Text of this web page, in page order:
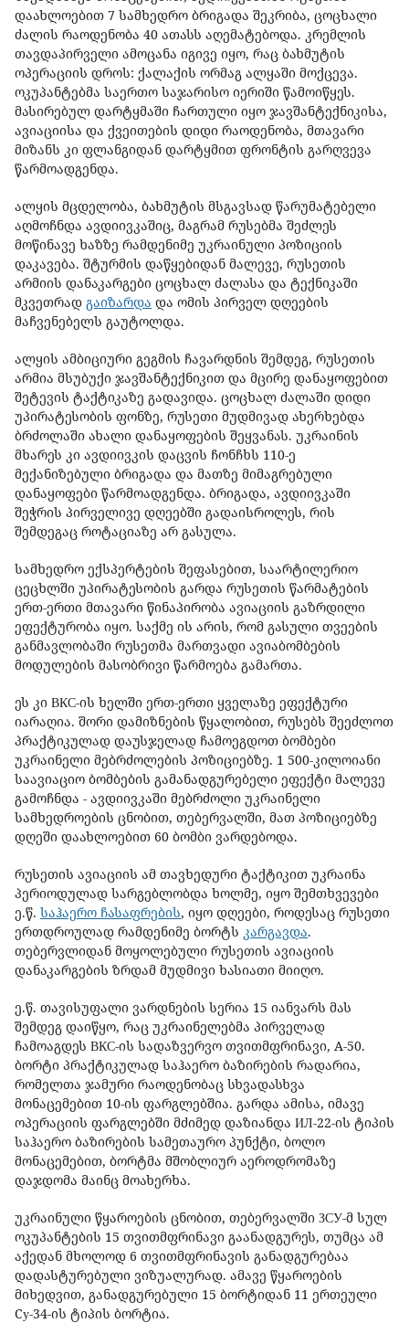
დაახლოებით 7 სამხედრო ბრიგადა შეკრიბა, ცოცხალი
ძალის რაოდენობა 40 ათასს აღემატებოდა. კრემლის
თავდაპირველი ამოცანა იგივე იყო, რაც ბახმუტის
ოპერაციის დროს: ქალაქის ორმაგ ალყაში მოქცევა.
ოკუპანტებმა საერთო საჯარისო იერიში წამოიწყეს.
მასირებულ დარტყმაში ჩართული იყო ჯავშანტექნიკისა,
ავიაციისა და ქვეითების დიდი რაოდენობა, მთავარი
მიზანს კი ფლანგიდან დარტყმით ფრონტის გარღვევა
წარმოადგენდა.
ალყის მცდელობა, ბახმუტის მსგავსად წარუმატებელი
აღმოჩნდა ავდიივკაშიც, მაგრამ რუსებმა შეძლეს
მოწინავე ხაზზე რამდენიმე უკრაინული პოზიციის
დაკავება. შტურმის დაწყებიდან მალევე, რუსეთის
არმიის დანაკარგები ცოცხალ ძალასა და ტექნიკაში
მკვეთრად გაიზარდა და ომის პირველ დღეების
მაჩვენებელს გაუტოლდა.
ალყის ამბიციური გეგმის ჩავარდნის შემდეგ, რუსეთის
არმია მსუბუქი ჯავშანტექნიკით და მცირე დანაყოფებით
შეტევის ტაქტიკაზე გადავიდა. ცოცხალ ძალაში დიდი
უპირატესობის ფონზე, რუსეთი მუდმივად ახერხებდა
ბრძოლაში ახალი დანაყოფების შეყვანას. უკრაინის
მხარეს კი ავდიივკის დაცვის ჩონჩხს 110-ე
მექანიზებული ბრიგადა და მათზე მიმაგრებული
დანაყოფები წარმოადგენდა. ბრიგადა, ავდიივკაში
შეჭრის პირველივე დღეებში გადაისროლეს, რის
შემდეგაც როტაციაზე არ გასულა.
სამხედრო ექსპერტების შეფასებით, საარტილერიო
ცეცხლში უპირატესობის გარდა რუსეთის წარმატების
ერთ-ერთი მთავარი წინაპირობა ავიაციის გაზრდილი
ეფექტურობა იყო. საქმე ის არის, რომ გასული თვეების
განმავლობაში რუსეთმა მართვადი ავიაბომბების
მოდულების მასობრივი წარმოება გამართა.
ეს კი ВКС-ის ხელში ერთ-ერთი ყველაზე ეფექტური
იარაღია. შორი დამიზნების წყალობით, რუსებს შეეძლოთ
პრაქტიკულად დაუსჯელად ჩამოეგდოთ ბომბები
უკრაინელი მებრძოლების პოზიციებზე. 1 500-კილოიანი
საავიაციო ბომბების გამანადგურებელი ეფექტი მალევე
გამოჩნდა - ავდიივკაში მებრძოლი უკრაინელი
სამხედროების ცნობით, თებერვალში, მათ პოზიციებზე
დღეში დაახლოებით 60 ბომბი ვარდებოდა.
რუსეთის ავიაციის ამ თავხედური ტაქტიკით უკრაინა
პერიოდულად სარგებლობდა ხოლმე, იყო შემთხვევები
ე.წ. საჰაერო ჩასაფრების, იყო დღეები, როდესაც რუსეთი
ერთდროულად რამდენიმე ბორტს კარგავდა.
თებერვლიდან მოყოლებული რუსეთის ავიაციის
დანაკარგების ზრდამ მუდმივი ხასიათი მიიღო.
ე.წ. თავისუფალი ვარდნების სერია 15 იანვარს მას
შემდეგ დაიწყო, რაც უკრაინელებმა პირველად
ჩამოაგდეს ВКС-ის სადაზვერვო თვითმფრინავი, A-50.
ბორტი პრაქტიკულად საჰაერო ბაზირების რადარია,
რომელთა ჯამური რაოდენობაც სხვადასხვა
მონაცემებით 10-ის ფარგლებშია. გარდა ამისა, იმავე
ოპერაციის ფარგლებში მძიმედ დაზიანდა ИЛ-22-ის ტიპის
საჰაერო ბაზირების სამეთაურო პუნქტი, ბოლო
მონაცემებით, ბორტმა მშობლიურ აეროდრომაზე
დაჯდომა მაინც მოახერხა.
უკრაინული წყაროების ცნობით, თებერვალში ЗСУ-მ სულ
ოკუპანტების 15 თვითმფრინავი გაანადგურეს, თუმცა ამ
აქედან მხოლოდ 6 თვითმფრინავის განადგურებაა
დადასტურებული ვიზუალურად. ამავე წყაროების
მიხედვით, განადგურებული 15 ბორტიდან 11 ერთეული
Cу-34-ის ტიპის ბორტია.